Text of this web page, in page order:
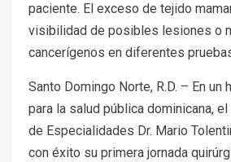
paciente. El exceso de tejido
visibilidad de posibles lesiones o
cancerígenos en diferentes
Santo Domingo Norte, R.D. – En un
para la salud pública dominicana,
de Especialidades Dr. Mario
con éxito su primera jornada